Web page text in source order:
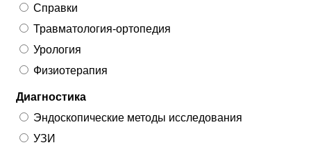
Справки
Травматология-ортопедия
Урология
Физиотерапия
Диагностика
Эндоскопические методы исследования
УЗИ